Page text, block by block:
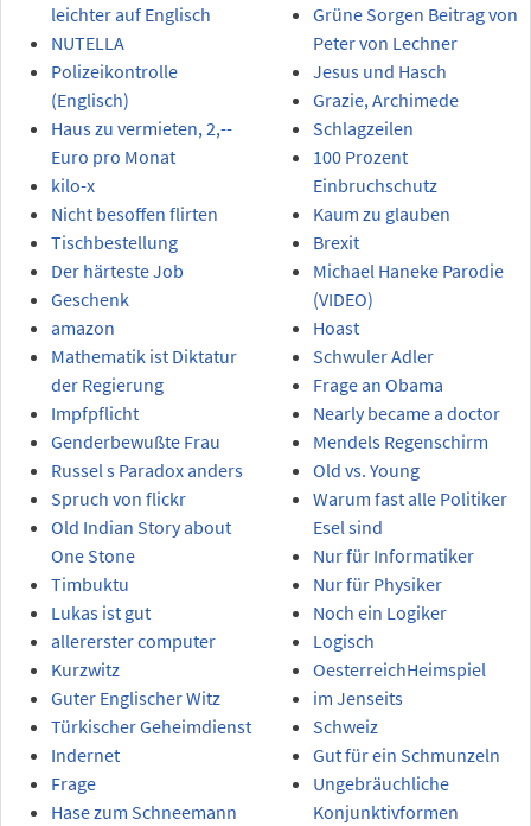
leichter auf Englisch
NUTELLA
Polizeikontrolle
(Englisch)
Haus zu vermieten, 2,--
Euro pro Monat
kilo-x
Nicht besoffen flirten
Tischbestellung
Der härteste Job
Geschenk
amazon
Mathematik ist Diktatur
der Regierung
Impfpflicht
Genderbewußte Frau
Russel s Paradox anders
Spruch von flickr
Old Indian Story about
One Stone
Timbuktu
Lukas ist gut
allererster computer
Kurzwitz
Guter Englischer Witz
Türkischer Geheimdienst
Indernet
Frage
Hase zum Schneemann
Grüne Sorgen Beitrag von
Peter von Lechner
Jesus und Hasch
Grazie, Archimede
Schlagzeilen
100 Prozent
Einbruchschutz
Kaum zu glauben
Brexit
Michael Haneke Parodie
(VIDEO)
Hoast
Schwuler Adler
Frage an Obama
Nearly became a doctor
Mendels Regenschirm
Old vs. Young
Warum fast alle Politiker
Esel sind
Nur für Informatiker
Nur für Physiker
Noch ein Logiker
Logisch
OesterreichHeimspiel
im Jenseits
Schweiz
Gut für ein Schmunzeln
Ungebräuchliche
Konjunktivformen